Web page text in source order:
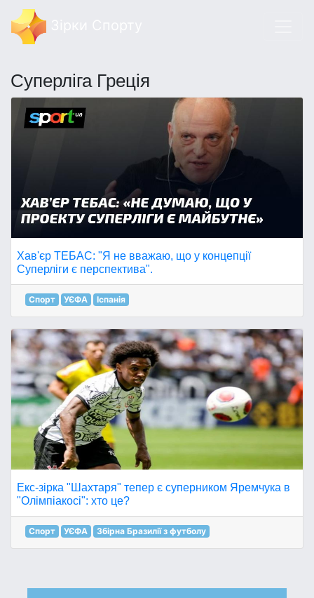
Суперліга Греція
Хав'єр ТЕБАС: "Я не вважаю, що у концепції
Суперліги є перспектива".
Спорт УЄФА Іспанія
Екс-зірка "Шахтаря" тепер є суперником Яремчука в
"Олімпіакосі": хто це?
Спорт УЄФА Збірна Бразилії з футболу